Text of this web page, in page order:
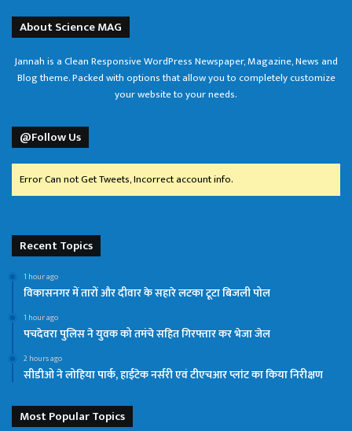
About Science MAG
Jannah is a Clean Responsive WordPress Newspaper, Magazine, News and
Blog theme. Packed with options that allow you to completely customize
your website to your needs.
@Follow Us
Error Can not Get Tweets, Incorrect account info.
Recent Topics
1 hour ago
विकासनगर में तारों और दीवार के सहारे लटका टूटा बिजली पोल
1 hour ago
पचदेवरा पुलिस ने युवक को तमंचे सहित गिरफ्तार कर भेजा जेल
2 hours ago
सीडीओ ने लोहिया पार्क, हाईटेक नर्सरी एवं टीएचआर प्लांट का किया निरीक्षण
Most Popular Topics